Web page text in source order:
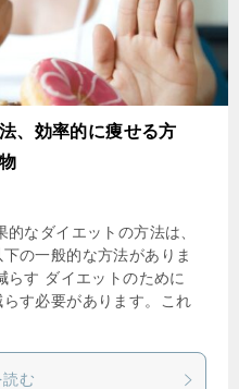
、効率的に痩せる方
なダイエットの方法は、
の一般的な方法がありま
らす ダイエットのために
す必要があります。これ
む